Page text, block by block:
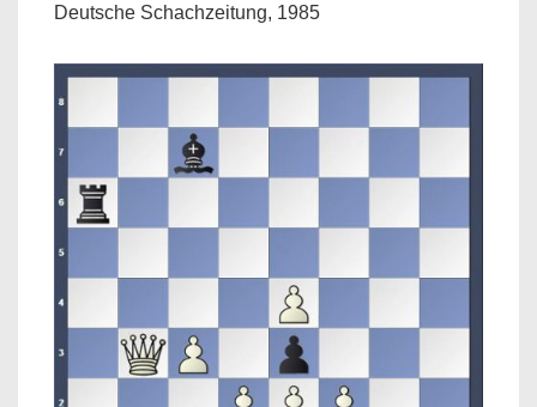
Deutsche Schachzeitung, 1985